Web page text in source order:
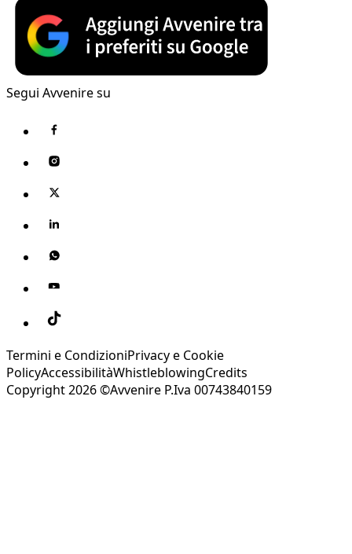
Segui Avvenire su
Termini e CondizioniPrivacy e Cookie
PolicyAccessibilitàWhistleblowingCredits
Copyright 2026 ©Avvenire P.Iva 00743840159